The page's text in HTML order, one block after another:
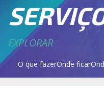
EXPLORAR
O que fazerOnde ficar